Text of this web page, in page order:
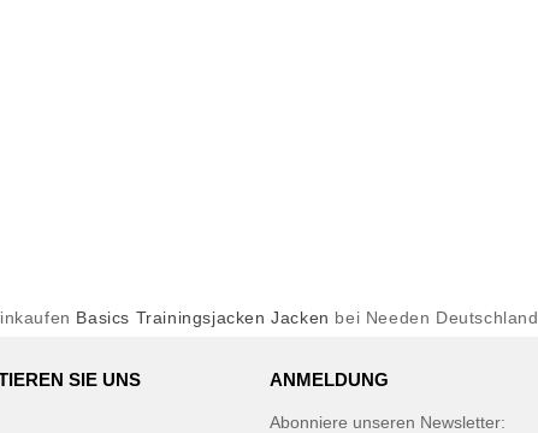
Basics Trainingsjacken Jacken bei Needen Deutschland
SIE UNS ANMELDUNG
Abonniere unseren Newsletter: